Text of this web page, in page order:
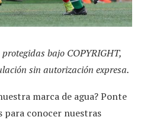
bajo COPYRIGHT,
sin autorización expresa.
marca de agua? Ponte
para conocer nuestras